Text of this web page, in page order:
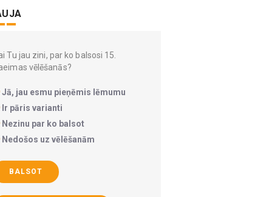
Tu jau zini, par ko balsosi 15.
vēlēšanās?
Jā, jau esmu pieņēmis lēmumu
Ir pāris varianti
Nezinu par ko balsot
Nedošos uz vēlēšanām
BALSOT